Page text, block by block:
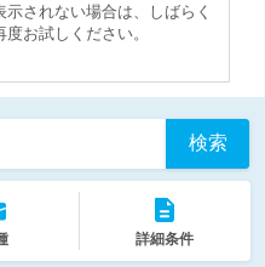
されない場合は、しばらく
お試しください。
検索
詳細条件